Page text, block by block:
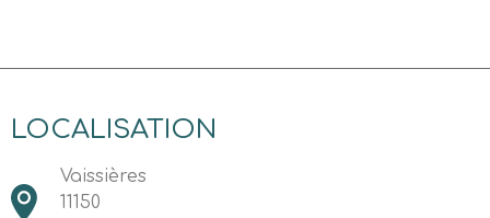
LOCALISATION
Vaissières
11150